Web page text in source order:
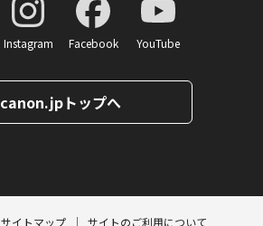
Instagram Facebook YouTube
canon.jpトップへ
サイトマップ サイトのご利用について